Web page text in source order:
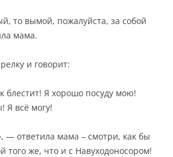
то вымой, пожалуйста, за собой
мама.
и говорит:
Я хорошо посуду мою!
Я всё могу!
— ответила мама – смотри, как бы
того же, что и с Навуходоносором!